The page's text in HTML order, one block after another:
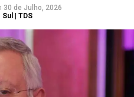
30 de Julho, 2026
| TDS